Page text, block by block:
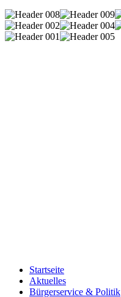
Startseite
Aktuelles
Bürgerservice & Politik